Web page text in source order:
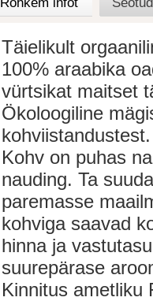
Täielikult
100% araabika
vürtsikat maitset
Ökoloogiline
kohviistandustest.
Kohv on puhas
nauding. Ta
paremasse
kohviga saavad
hinna ja
suurepärase
Kinnitus ametliku